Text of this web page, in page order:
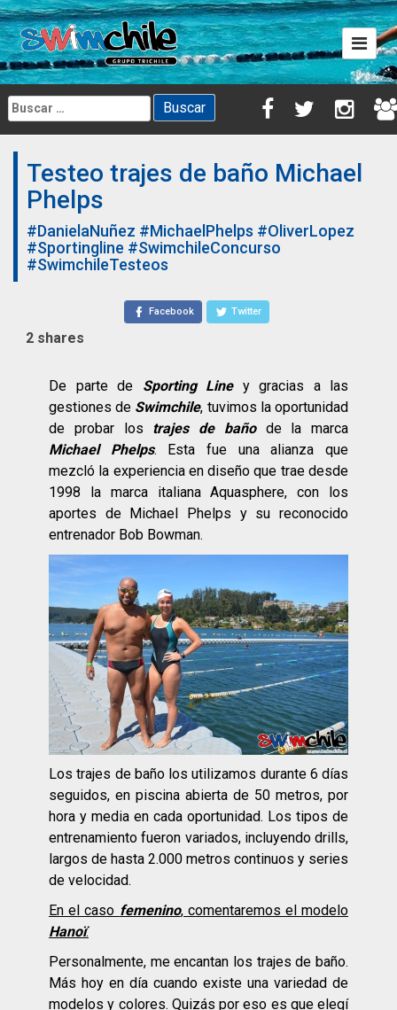
Skip
to
content
Buscar:
Testeo trajes de baño Michael
Phelps
#DanielaNuñez #MichaelPhelps #OliverLopez
#Sportingline #SwimchileConcurso
#SwimchileTesteos
Facebook Twitter
2 shares
De parte de Sporting Liney gracias a las
gestiones de Swimchile, tuvimos la oportunidad
de probar los trajes de bañode la marca
Michael Phelps. Esta fue una alianza que
mezcló la experiencia en diseño que trae desde
1998 la marca italiana Aquasphere, con los
aportes de Michael Phelps y su reconocido
entrenador Bob Bowman.
Los trajes de baño los utilizamos durante 6 días
seguidos, en piscina abierta de 50 metros, por
hora y media en cada oportunidad. Los tipos de
entrenamiento fueron variados, incluyendo drills,
largos de hasta 2.000 metros continuos y series
de velocidad.
En el caso femenino, comentaremos el modelo
Hanoï:
Personalmente, me encantan los trajes de baño.
Más hoy en día cuando existe una variedad de
modelos y colores. Quizás por eso es que elegí